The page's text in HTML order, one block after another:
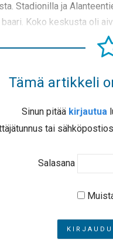
Stadionilla ja
Koko keskusta oli
Tämä artikkeli
Sinun pitää kirjautua
tai
Salasana